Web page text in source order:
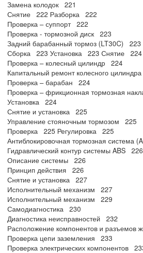
Замена колодок 221
Снятие 222 Разборка 222
Проверка – суппорт 222
Проверка - тормозной диск 223
Задний барабанный тормоз (LT30C) 223
Сборка 223 Установка 223 Снятие 224
Проверка – колесный цилиндр 224
Капитальный ремонт колесного
Проверка – барабан 224
Проверка – фрикционная тормозная
Установка 224
Снятие и установка 225
Управление стояночным тормозом 225
Проверка 225 Регулировка 225
Антиблокировочная тормозная система
Гидравлический контур системы ABS 226
Описание системы 226
Принцип действия 226
Снятие и установка 227
Исполнительный механизм 227
Исполнительный механизм 229
Самодиагностика 230
Диагностика неисправностей 232
Расположение компонентов и разъемов
Проверка цепи заземления 233
Проверка электрических компонентов